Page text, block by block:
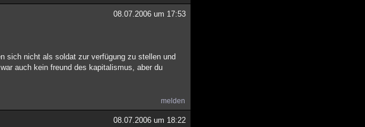
08.07.2006 um 17:53
sich nicht als soldat zur verfügung zu stellen und
auch kein freund des kapitalismus, aber du
melden
08.07.2006 um 18:22